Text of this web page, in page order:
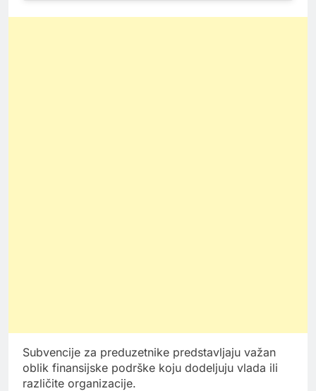
Subvencije za preduzetnike predstavljaju važan
oblik finansijske podrške koju dodeljuju vlada ili
različite organizacije.